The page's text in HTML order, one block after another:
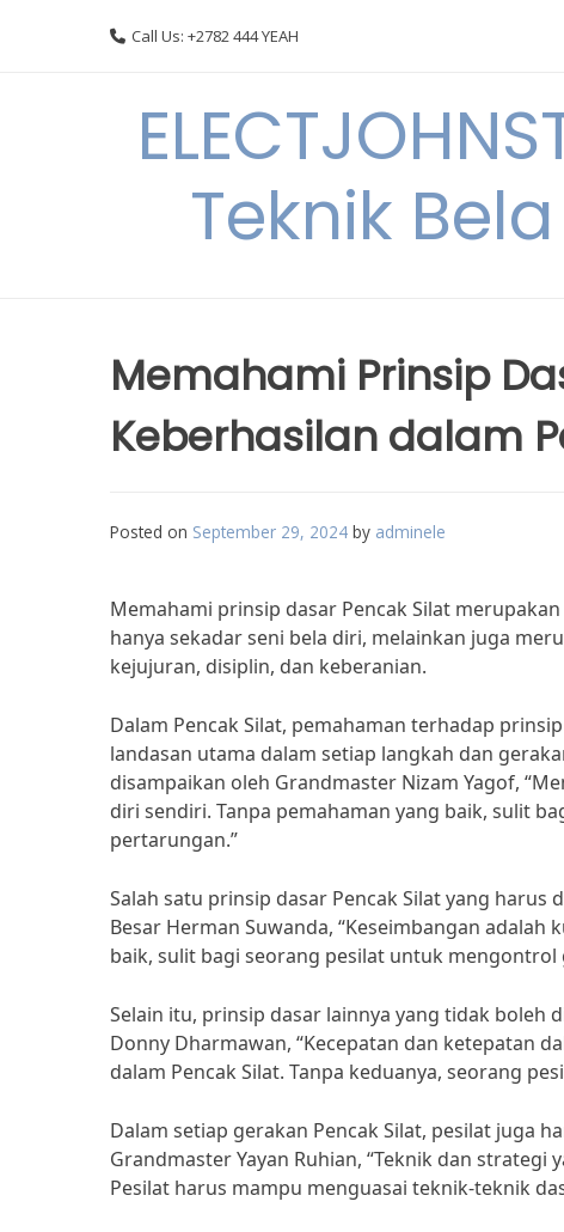
Call Us: +2782 444 YEAH
Teknik
Memahami Prinsip
Keberhasilan dalam
Posted on September 29, 2024 by adminele
Memahami prinsip dasar Pencak Silat
hanya sekadar seni bela diri, melainkan juga
kejujuran, disiplin, dan keberanian.
Dalam Pencak Silat, pemahaman terhadap
landasan utama dalam setiap langkah dan
disampaikan oleh Grandmaster Nizam Yagof,
diri sendiri. Tanpa pemahaman yang baik, sulit
pertarungan.”
Salah satu prinsip dasar Pencak Silat yang
Besar Herman Suwanda, “Keseimbangan adalah
baik, sulit bagi seorang pesilat untuk
Selain itu, prinsip dasar lainnya yang tidak boleh
Donny Dharmawan, “Kecepatan dan ketepatan
dalam Pencak Silat. Tanpa keduanya, seorang
Dalam setiap gerakan Pencak Silat, pesilat juga
Grandmaster Yayan Ruhian, “Teknik dan
Pesilat harus mampu menguasai teknik-teknik